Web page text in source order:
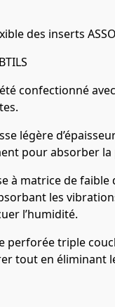
des inserts
été confectionné
légère
pour absorber
à matrice de faible
les
l’humidité.
perforée triple
tout en éliminant